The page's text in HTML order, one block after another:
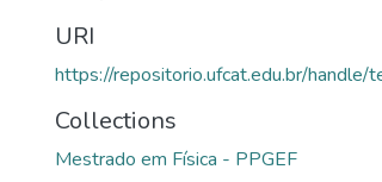
URI
https://repositorio.ufcat.edu.br/handle/
Collections
Mestrado em Física - PPGEF